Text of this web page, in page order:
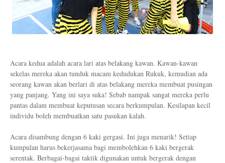
Acara kedua adalah acara lari atas belakang kawan. Kawan-kawan
sekelas mereka akan tunduk macam kedudukan Rukuk, kemudian ada
seorang kawan akan berlari di atas belakang mereka membuat pusingan
yang panjang. Yang ini saya suka! Sebab nampak sangat mereka perlu
pantas dalam membuat keputusan secara berkumpulan. Kesilapan kecil
individu boleh membuatkan satu pasukan kalah.
Acara disambung dengan 6 kaki gergasi. Ini juga menarik! Setiap
kumpulan harus bekerjasama bagi membolehkan 6 kaki bergerak
serentak. Berbagai-bagai taktik digunakan untuk bergerak dengan